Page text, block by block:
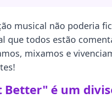
musical não poderia
que todos estão
mixamos e
Better" é um